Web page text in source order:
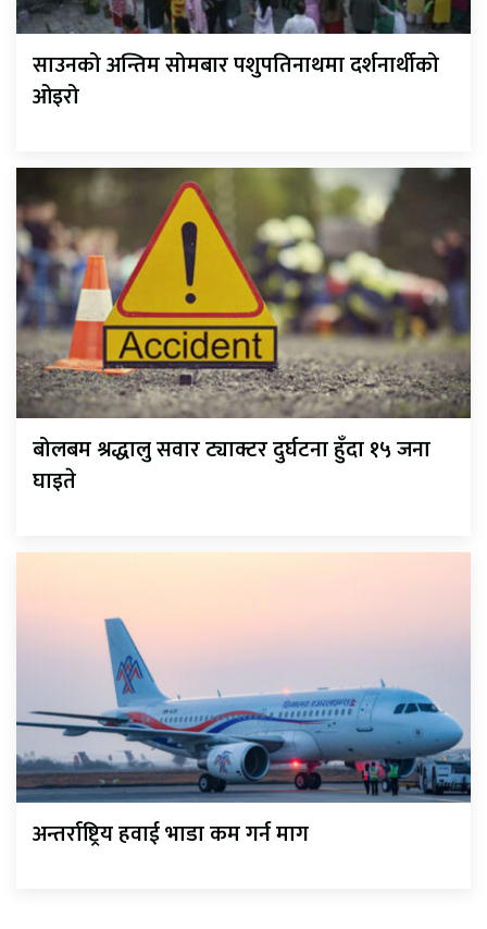
साउनको अन्तिम सोमबार पशुपतिनाथमा दर्शनार्थीको
ओइरो
बोलबम श्रद्धालु सवार ट्याक्टर दुर्घटना हुँदा १५ जना
घाइते
अन्तर्राष्ट्रिय हवाई भाडा कम गर्न माग